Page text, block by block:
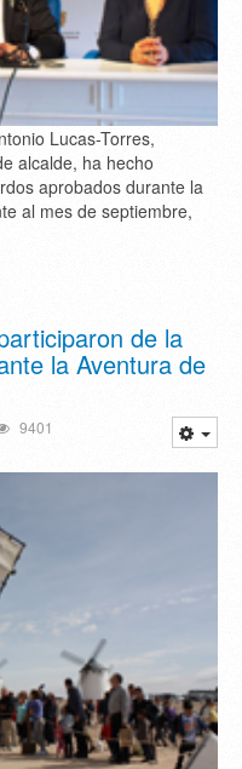
Lucas-Torres,
alcalde, ha hecho
aprobados durante la
al mes de septiembre,
de la
la Aventura de
9401